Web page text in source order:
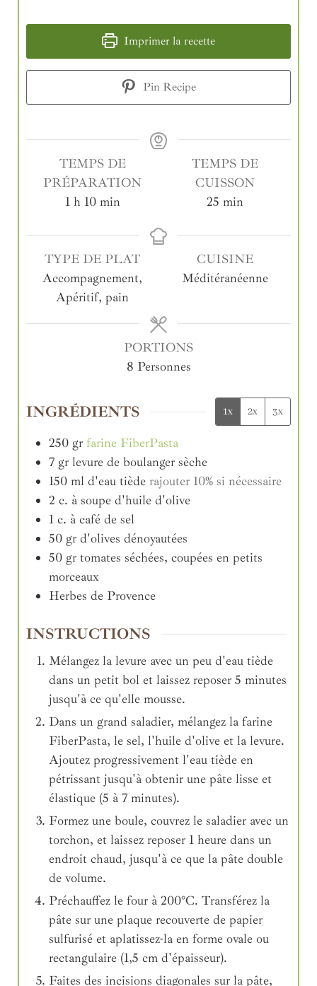
Imprimer la recette
Pin Recipe
TEMPS DE
PRÉPARATION
1 h 10 min
TEMPS DE
CUISSON
25 min
TYPE DE PLAT
Accompagnement,
Apéritif, pain
CUISINE
Méditéranéenne
PORTIONS
8 Personnes
INGRÉDIENTS 1x 2x 3x
250 gr farine FiberPasta
7 gr levure de boulanger sèche
150 ml d'eau tiède rajouter 10% si nécessaire
2 c. à soupe d'huile d'olive
1 c. à café de sel
50 gr d'olives dénoyautées
50 gr tomates séchées, coupées en petits
morceaux
Herbes de Provence
INSTRUCTIONS
Mélangez la levure avec un peu d'eau tiède
dans un petit bol et laissez reposer 5 minutes
jusqu'à ce qu'elle mousse.
Dans un grand saladier, mélangez la farine
FiberPasta, le sel, l'huile d'olive et la levure.
Ajoutez progressivement l'eau tiède en
pétrissant jusqu'à obtenir une pâte lisse et
élastique (5 à 7 minutes).
Formez une boule, couvrez le saladier avec un
torchon, et laissez reposer 1 heure dans un
endroit chaud, jusqu'à ce que la pâte double
de volume.
Préchauffez le four à 200°C. Transférez la
pâte sur une plaque recouverte de papier
sulfurisé et aplatissez-la en forme ovale ou
rectangulaire (1,5 cm d'épaisseur).
Faites des incisions diagonales sur la pâte,